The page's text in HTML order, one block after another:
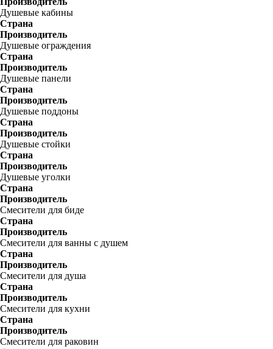
Душевые кабины
Страна
Производитель
Душевые ограждения
Страна
Производитель
Душевые панели
Страна
Производитель
Душевые поддоны
Страна
Производитель
Душевые стойки
Страна
Производитель
Душевые уголки
Страна
Производитель
Смесители для биде
Страна
Производитель
Смесители для ванны с душем
Страна
Производитель
Смесители для душа
Страна
Производитель
Смесители для кухни
Страна
Производитель
Смесители для раковин